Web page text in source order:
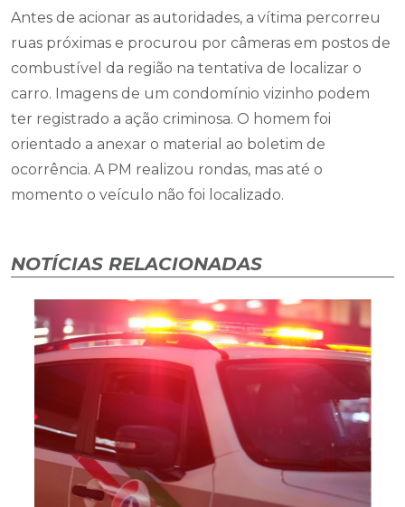
Antes de acionar as autoridades, a vítima percorreu
ruas próximas e procurou por câmeras em postos de
combustível da região na tentativa de localizar o
carro. Imagens de um condomínio vizinho podem
ter registrado a ação criminosa. O homem foi
orientado a anexar o material ao boletim de
ocorrência. A PM realizou rondas, mas até o
momento o veículo não foi localizado.
NOTÍCIAS RELACIONADAS